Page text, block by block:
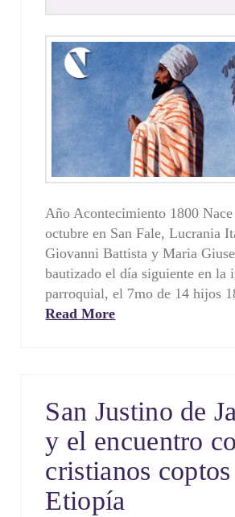
Año Acontecimiento 1800
octubre en San Fale, Lucrania
Giovanni Battista y Maria
bautizado el día siguiente en la
parroquial, el 7mo de 14 hijos
Read More
San Justino de
y el encuentro
cristianos coptos
Etiopía